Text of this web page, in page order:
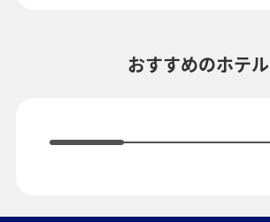
おすすめのホテル